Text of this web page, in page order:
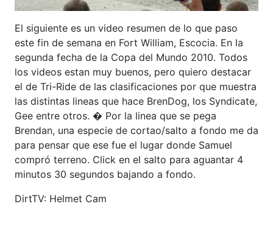
El siguiente es un video resumen de lo que paso
este fin de semana en Fort William, Escocia. En la
segunda fecha de la Copa del Mundo 2010. Todos
los videos estan muy buenos, pero quiero destacar
el de Tri-Ride de las clasificaciones por que muestra
las distintas lineas que hace BrenDog, los Syndicate,
Gee entre otros. � Por la linea que se pega
Brendan, una especie de cortao/salto a fondo me da
para pensar que ese fue el lugar donde Samuel
compró terreno. Click en el salto para aguantar 4
minutos 30 segundos bajando a fondo.
DirtTV: Helmet Cam